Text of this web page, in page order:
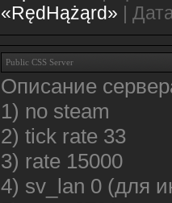
«RędHążąrd»
Public CSS Server
Описание
1) no steam
2) tick rate 33
3) rate 15000
4) sv_lan 0 (для